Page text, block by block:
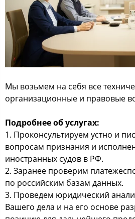
Мы возьмем на себя все
организационные и правовые
Подробнее об услугах:
1. Проконсультируем устно и
вопросам признания и
иностранных судов в РФ.
2. Заранее проверим
по российским базам данных.
3. Проведем юридический
Вашего дела и на его основе